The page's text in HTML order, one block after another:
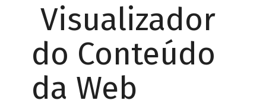
Visualizador
do Conteúdo
da Web